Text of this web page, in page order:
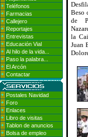
Teléfonos
Farmacias
Callejero
Reportajes
Entrevistas
Educación Vial
Al hilo de la vida...
Paso la palabra...
El Arcón
Contactar
Postales Navidad
Foro
Enlaces
Libro de visitas
Tablon de anuncios
Bolsa de empleo
Beso
de
la
Juan